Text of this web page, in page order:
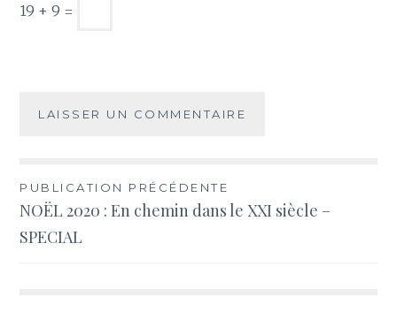
19 + 9 =
Navigation
de
PUBLICATION PRÉCÉDENTE
NOËL 2020 : En chemin dans le XXI siècle –
SPECIAL